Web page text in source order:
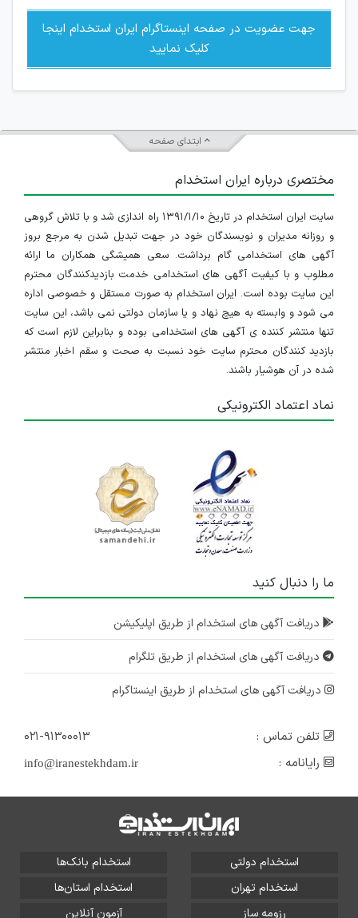
جهت عضویت در صفحه اینستاگرام ایران استخدام اینجا
کلیک نمایید
ابتدای صفحه
مختصری درباره ایران استخدام
سایت ایران استخدام در تاریخ ۱۳۹۱/۱/۱۰ راه اندازی شد و با تلاش گروهی
و روزانه مدیران و نویسندگان خود در جهت تبدیل شدن به مرجع بروز
آگهی های استخدامی گام برداشت. سعی همیشگی همکاران ما ارائه
مطلوب و با کیفیت آگهی های استخدامی خدمت بازدیدکنندگان محترم
این سایت بوده است. ایران استخدام به صورت مستقل و خصوصی اداره
می شود و وابسته به هیچ نهاد و یا سازمان دولتی نمی باشد، این سایت
تنها منتشر کننده ی آگهی های استخدامی بوده و بنابراین لازم است که
بازدید کنندگان محترم سایت خود نسبت به صحت و سقم اخبار منتشر
شده در آن هوشیار باشند.
نماد اعتماد الکترونیکی
ما را دنبال کنید
دریافت آگهی های استخدام از طریق اپلیکیشن
دریافت آگهی های استخدام از طریق تلگرام
دریافت آگهی های استخدام از طریق اینستاگرام
تلفن تماس :
۰۲۱-۹۱۳۰۰۰۱۳
رایانامه :
info@iranestekhdam.ir
استخدام دولتی
استخدام بانک‌ها
استخدام تهران
استخدام استان‌ها
رزومه ساز
آزمون آنلاین